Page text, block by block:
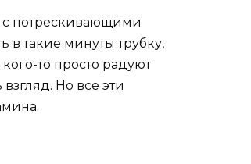
с потрескивающими
в такие минуты трубку,
то просто радуют
Но все эти